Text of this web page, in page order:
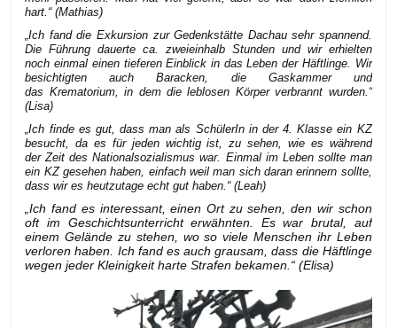
hart.“ (Mathias)
„Ich fand die Exkursion zur Gedenkstätte Dachau sehr spannend.
Die Führung dauerte ca. zweieinhalb Stunden und wir erhielten
noch einmal einen tieferen Einblick in das Leben der Häftlinge. Wir
besichtigten auch Baracken, die Gaskammer und
das Krematorium, in dem die leblosen Körper verbrannt wurden.“
(Lisa)
„Ich finde es gut, dass man als SchülerIn in der 4. Klasse ein KZ
besucht, da es für jeden wichtig ist, zu sehen, wie es während
der Zeit des Nationalsozialismus war. Einmal im Leben sollte man
ein KZ gesehen haben, einfach weil man sich daran erinnern sollte,
dass wir es heutzutage echt gut haben.“ (Leah)
„Ich fand es interessant, einen Ort zu sehen, den wir schon
oft im Geschichtsunterricht erwähnten. Es war brutal, auf
einem Gelände zu stehen, wo so viele Menschen ihr Leben
verloren haben. Ich fand es auch grausam, dass die Häftlinge
wegen jeder Kleinigkeit harte Strafen bekamen.“ (Elisa)